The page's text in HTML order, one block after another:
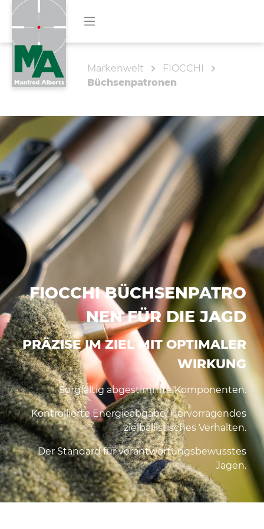
Markenwelt
FIOCCHI
Büchsenpatronen
FIOCCHI BÜCHSENPATRO
NEN FÜR DIE JAGD
PRÄZISE IM ZIEL MIT OPTIMALER
WIRKUNG
Sorgfältig abgestimmte Komponenten.
Kontrollierte Energieabgabe. Hervorragendes
zielballistisches Verhalten.
Der Standard für verantwortungsbewusstes
Jagen.